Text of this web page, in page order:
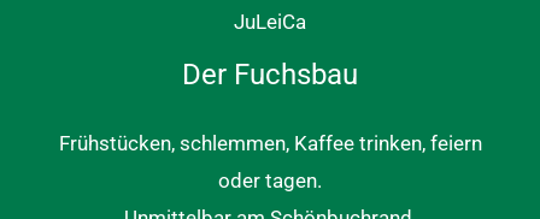
JuLeiCa
Der Fuchsbau
Frühstücken, schlemmen, Kaffee trinken, feiern
oder tagen.